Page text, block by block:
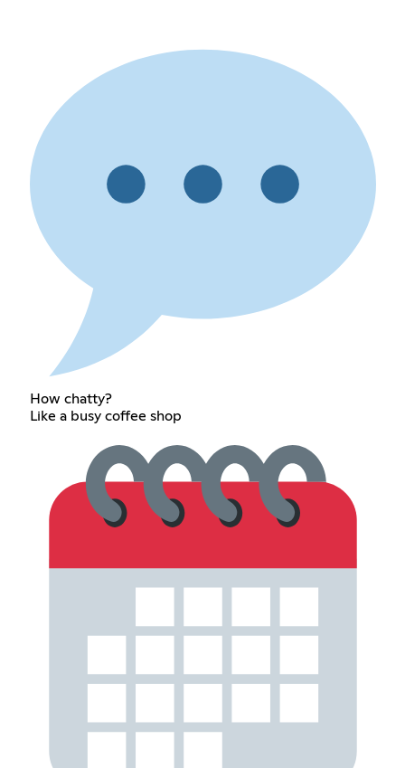
How chatty?
Like a busy coffee shop